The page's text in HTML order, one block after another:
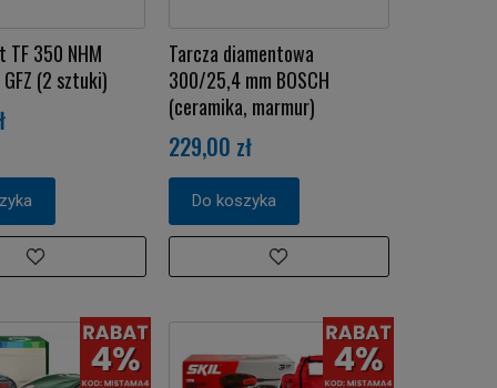
TF 350 NHM
GFZ (2 sztuki)
Tarcza diamentowa
300/25,4 mm BOSCH
(ceramika, marmur)
229,00 zł
Do koszyka